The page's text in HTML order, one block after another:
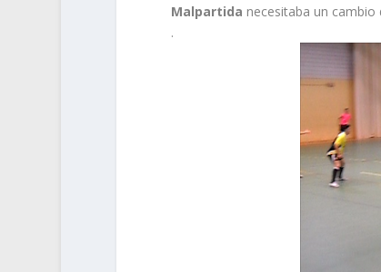
Malpartida necesitaba un
.